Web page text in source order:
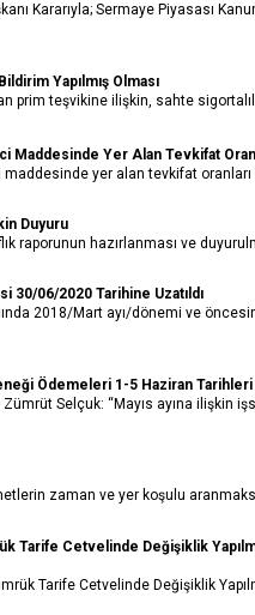
Kararıyla; Sermaye Piyasası
Yapılmış Olması
prim teşvikine ilişkin, sahte
Maddesinde Yer Alan Tevkifat
yer alan tevkifat oranları
Duyuru
raporunun hazırlanması ve
06/2020 Tarihine Uzatıldı
2018/Mart ayı/dönemi ve
Ödemeleri 1-5 Haziran Tarihleri
Selçuk: “Mayıs ayına ilişkin
zaman ve yer koşulu
Tarife Cetvelinde Değişiklik
Tarife Cetvelinde Değişiklik